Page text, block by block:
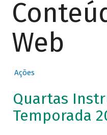
Web
Ações
Quartas
Temporada